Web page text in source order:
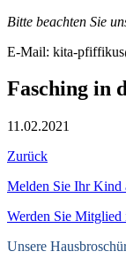
Bitte beachten Sie
E-Mail: kita-
Fasching in
11.02.2021
Zurück
Melden Sie Ihr Kind
Werden Sie
Unsere